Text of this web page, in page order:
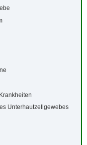
Unterhautzellgewebes